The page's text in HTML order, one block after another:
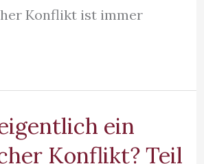
Konflikt ist immer
ein
Konflikt? Teil